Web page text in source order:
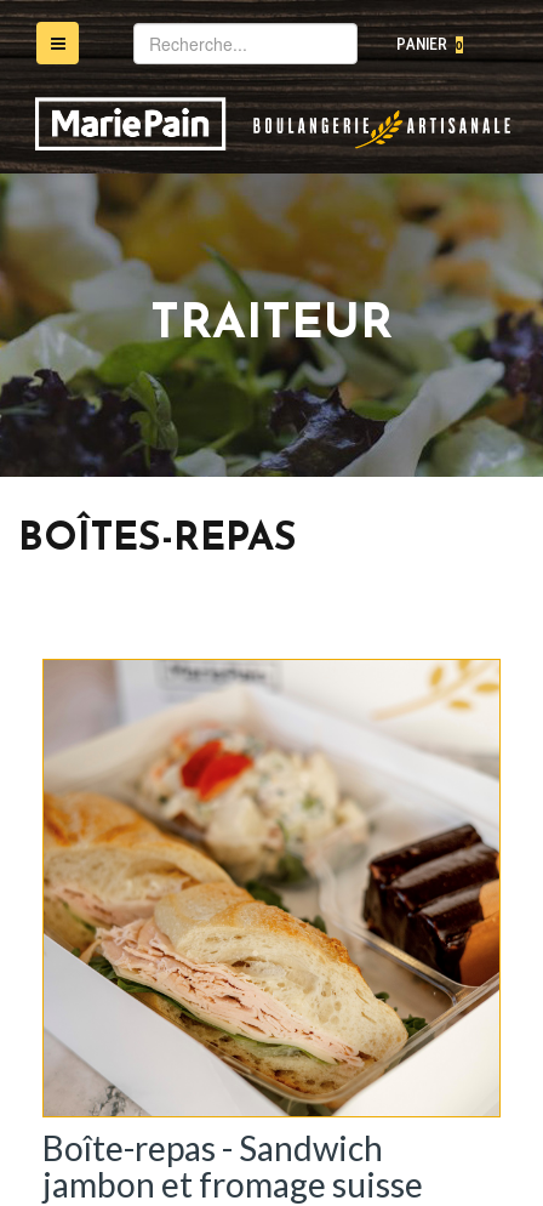
Mot(s)-
clé(s)
PANIER 0
TRAITEUR
BOÎTES-REPAS
Boîte-repas - Sandwich
jambon et fromage suisse